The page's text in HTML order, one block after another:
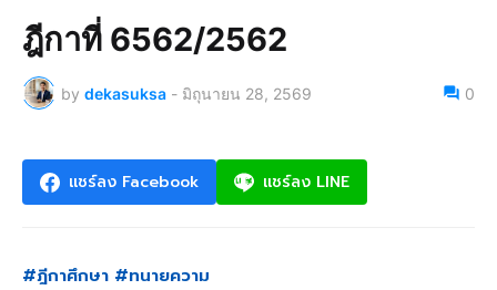
ฎีกาที่ 6562/2562
by dekasuksa - มิถุนายน 28, 2569 0
แชร์ลง Facebook แชร์ลง LINE
#ฎีกาศึกษา #ทนายความ